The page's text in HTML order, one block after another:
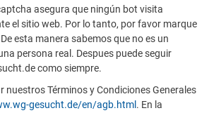
asegura que ningún bot visita
el sitio web. Por lo tanto, por favor marque
esta manera sabemos que no es un
persona real. Despues puede seguir
como siempre.
nuestros Términos y Condiciones Generales
gesucht.de/en/agb.html . En la